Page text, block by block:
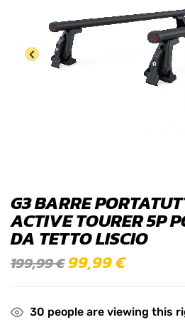
G3 BARRE
ACTIVE TOURER 5P
DA TETTO LISCIO
199,99€ 99,99€
30 people are viewing this